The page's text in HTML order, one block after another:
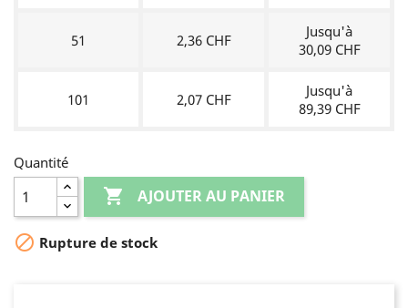
51 2,36 CHF
Jusqu'à
30,09 CHF
101 2,07 CHF
Jusqu'à
89,39 CHF
Quantité
 AJOUTER AU PANIER
 Rupture de stock